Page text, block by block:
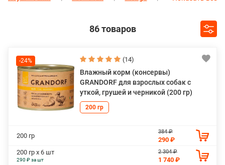
86 товаров
-24% (14)
Влажный корм (консервы)
GRANDORF для взрослых собак с
уткой, грушей и черникой (200 гр)
200 гр
200 гр
384 ₽
290 ₽
200 гр х 6 шт
290 ₽ за шт
2 304 ₽
1 740 ₽